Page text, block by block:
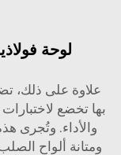
لوحة
علاوة على ذلك،
بها تخضع
والأداء. وتُجرى
ومتانة ألواح